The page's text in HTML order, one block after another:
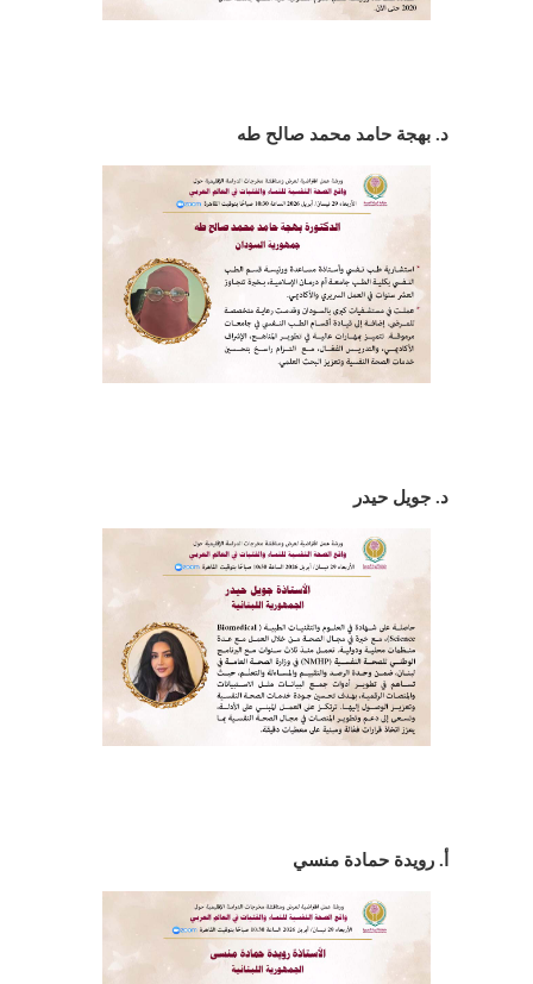
د. بهجة حامد محمد صالح طه
د. جويل حيدر
أ. رويدة حمادة منسي